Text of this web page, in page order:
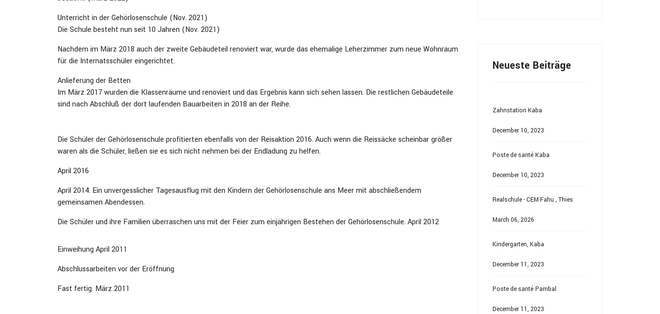
Unterricht in der Gehörlosenschule (Nov. 2021)
Die Schule besteht nun seit 10 Jahren (Nov. 2021)
Nachdem im März 2018 auch der zweite Gebäudeteil renoviert war, wurde das ehemalige Leherzimmer zum neue Wohnraum
für die Internatsschüler eingerichtet.
Anlieferung der Betten
Im März 2017 wurden die Klassenräume und renoviert und das Ergebnis kann sich sehen lassen. Die restlichen Gebäudeteile
sind nach Abschluß der dort laufenden Bauarbeiten in 2018 an der Reihe.
Die Schüler der Gehörlosenschule profitierten ebenfalls von der Reisaktion 2016. Auch wenn die Reissäcke scheinbar größer
waren als die Schüler, ließen sie es sich nicht nehmen bei der Endladung zu helfen.
April 2016
April 2014. Ein unvergesslicher Tagesausflug mit den Kindern der Gehörlosenschule ans Meer mit abschließendem
gemeinsamen Abendessen.
Die Schüler und ihre Familien überraschen uns mit der Feier zum einjährigen Bestehen der Gehörlosenschule. April 2012
Einweihung April 2011
Abschlussarbeiten vor der Eröffnung
Fast fertig. März 2011
Neueste Beiträge
Zahnstation Kaba
December 10, 2023
Poste de santé Kaba
December 10, 2023
Realschule - CEM Fahu , Thies
March 06, 2026
Kindergarten, Kaba
December 11, 2023
Poste de santé Pambal
December 11, 2023